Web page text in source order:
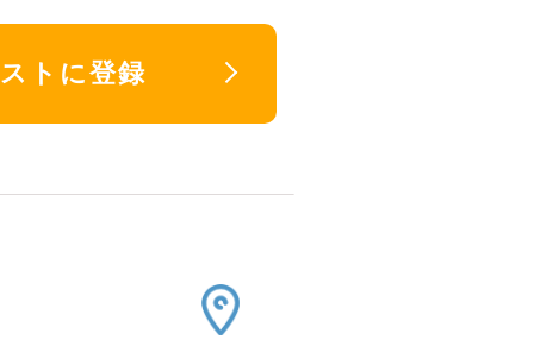
トに登録